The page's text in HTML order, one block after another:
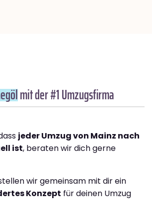
mit der #1 Umzugsfirma
jeder Umzug von Mainz nach
ist, beraten wir dich gerne
wir gemeinsam mit dir ein
Konzept für deinen Umzug